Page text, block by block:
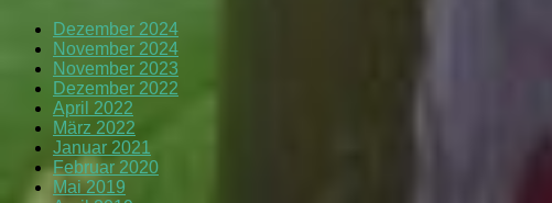
Dezember 2024
November 2024
November 2023
Dezember 2022
April 2022
März 2022
Januar 2021
Februar 2020
Mai 2019